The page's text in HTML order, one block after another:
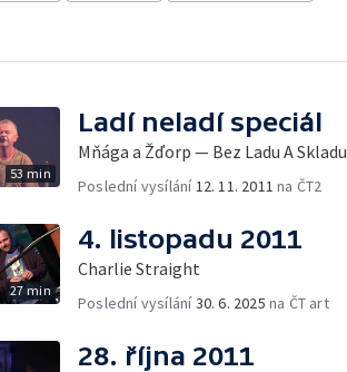
53 min
Ladí neladí speciál
Mňága a Žďorp — Bez Ladu A Skladu
Poslední vysílání 12. 11. 2011 na ČT2
27 min
4. listopadu 2011
Charlie Straight
Poslední vysílání30. 6. 2025 na ČT art
28. října 2011